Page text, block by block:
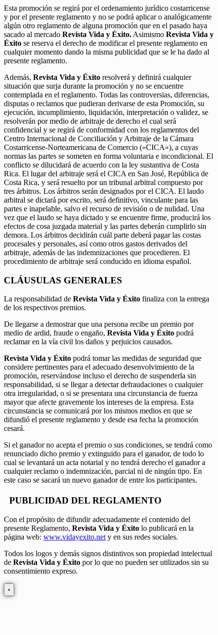
Esta promoción se regirá por el ordenamiento jurídico costarricense
y por el presente reglamento y no se podrá aplicar o analógicamente
algún otro reglamento de alguna promoción que en el pasado haya
sacado al mercado Revista Vida y Éxito. Asimismo Revista Vida y
Éxito se reserva el derecho de modificar el presente reglamento en
cualquier momento dando la misma publicidad que se le ha dado al
presente reglamento.
Además, Revista Vida y Éxito resolverá y definirá cualquier
situación que surja durante la promoción y no se encuentre
contemplada en el reglamento. Todas las controversias, diferencias,
disputas o reclamos que pudieran derivarse de esta Promoción, su
ejecución, incumplimiento, liquidación, interpretación o validez, se
resolverán por medio de arbitraje de derecho el cual será
confidencial y se regirá de conformidad con los reglamentos del
Centro Internacional de Conciliación y Arbitraje de la Cámara
Costarricense-Norteamericana de Comercio («CICA»), a cuyas
normas las partes se someten en forma voluntaria e incondicional. El
conflicto se dilucidará de acuerdo con la ley sustantiva de Costa
Rica. El lugar del arbitraje será el CICA en San José, República de
Costa Rica, y será resuelto por un tribunal arbitral compuesto por
tres árbitros. Los árbitros serán designados por el CICA. El laudo
arbitral se dictará por escrito, será definitivo, vinculante para las
partes e inapelable, salvo el recurso de revisión o de nulidad. Una
vez que el laudo se haya dictado y se encuentre firme, producirá los
efectos de cosa juzgada material y las partes deberán cumplirlo sin
demora. Los árbitros decidirán cuál parte deberá pagar las costas
procesales y personales, así como otros gastos derivados del
arbitraje, además de las indemnizaciones que procedieren. El
procedimiento de arbitraje será conducido en idioma español.
CLÁUSULAS GENERALES
La responsabilidad de Revista Vida y Éxito finaliza con la entrega
de los respectivos premios.
De llegarse a demostrar que una persona recibe un premio por
medio de ardid, fraude o engaño, Revista Vida y Éxito podrá
reclamar en la vía civil los daños y perjuicios causados.
Revista Vida y Éxito podrá tomar las medidas de seguridad que
considere pertinentes para el adecuado desenvolvimiento de la
promoción, reservándose incluso el derecho de suspenderla sin
responsabilidad, si se llegar a detectar defraudaciones o cualquier
otra irregularidad, o si se presentara una circunstancia de fuerza
mayor que afecte gravemente los intereses de la empresa. Esta
circunstancia se comunicará por los mismos medios en que se
difundió el presente reglamento y desde esa fecha la promoción
cesará.
Si el ganador no acepta el premio o sus condiciones, se tendrá como
renunciado dicho premio y extinguido para el ganador, de todo lo
cual se levantará un acta notarial y no tendrá derecho el ganador a
cualquier reclamo o indemnización, parcial ni de ningún tipo. En
este caso se sacará un nuevo ganador de entre los participantes.
PUBLICIDAD DEL REGLAMENTO
Con el propósito de difundir adecuadamente el contenido del
presente Reglamento, Revista Vida y Éxito lo publicará en la
página web: www.vidayexito.net y en sus redes sociales.
Todos los logos y demás signos distintivos son propiedad intelectual
de Revista Vida y Éxito por lo que no pueden ser utilizados sin su
consentimiento expreso.
×